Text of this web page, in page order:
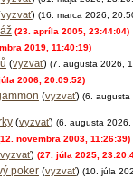
vyzvať) (16. marca 2026,
(23. apríla 2005, 23:44:04)
2019, 11:40:19)
(vyzvať) (7. augusta 2026,
2006, 20:09:52)
(vyzvať) (6. augusta
(vyzvať) (6. augusta
novembra 2003, 11:26:39)
vyzvať) (27. júla 2025,
poker (vyzvať) (10. júla